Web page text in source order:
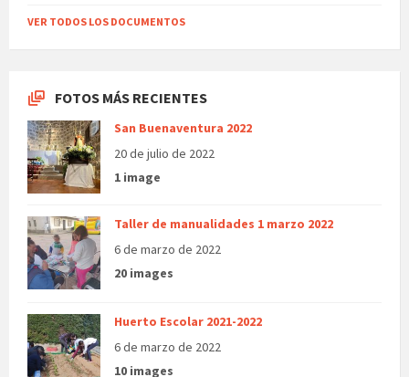
VER TODOS LOS DOCUMENTOS
FOTOS MÁS RECIENTES
San Buenaventura 2022
20 de julio de 2022
1 image
Taller de manualidades 1 marzo 2022
6 de marzo de 2022
20 images
Huerto Escolar 2021-2022
6 de marzo de 2022
10 images